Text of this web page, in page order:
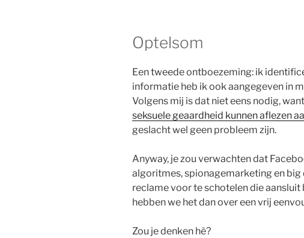
Optelsom
Een tweede ontboezeming: ik
informatie heb ik ook aangegeven in
Volgens mij is dat niet eens nodig,
seksuele geaardheid kunnen aflezen
geslacht wel geen probleem zijn.
Anyway, je zou verwachten dat
algoritmes, spionagemarketing en big
reclame voor te schotelen die aansluit
hebben we het dan over een vrij
Zou je denken hè?